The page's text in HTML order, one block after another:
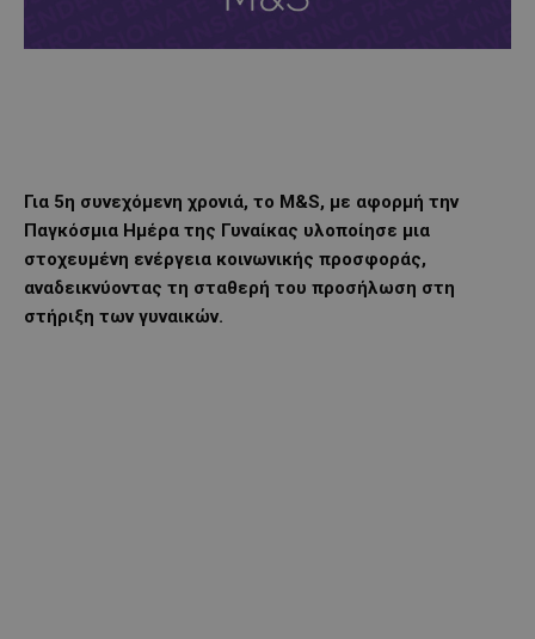
Για 5η συνεχόμενη χρονιά, το M&S, με αφορμή την
Παγκόσμια Ημέρα της Γυναίκας υλοποίησε μια
στοχευμένη ενέργεια κοινωνικής προσφοράς,
αναδεικνύοντας τη σταθερή του προσήλωση στη
στήριξη των γυναικών.